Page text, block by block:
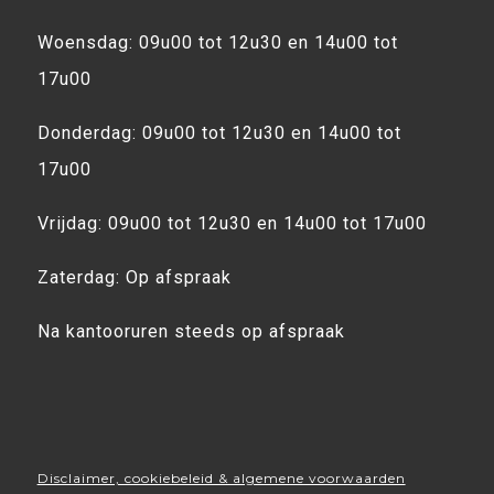
Woensdag: 09u00 tot 12u30 en 14u00 tot
17u00
Donderdag: 09u00 tot 12u30 en 14u00 tot
17u00
Vrijdag: 09u00 tot 12u30 en 14u00 tot 17u00
Zaterdag: Op afspraak
Na kantooruren steeds op afspraak
Disclaimer, cookiebeleid & algemene voorwaarden